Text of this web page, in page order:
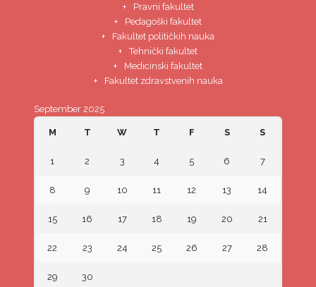
Pravni fakultet
Pedagoški fakultet
Fakultet političkih nauka
Tehnički fakultet
Medicinski fakultet
Fakultet zdravstvenih nauka
September 2025
M T W T F S S
1 2 3 4 5 6 7
8 9 10 11 12 13 14
15 16 17 18 19 20 21
22 23 24 25 26 27 28
29 30